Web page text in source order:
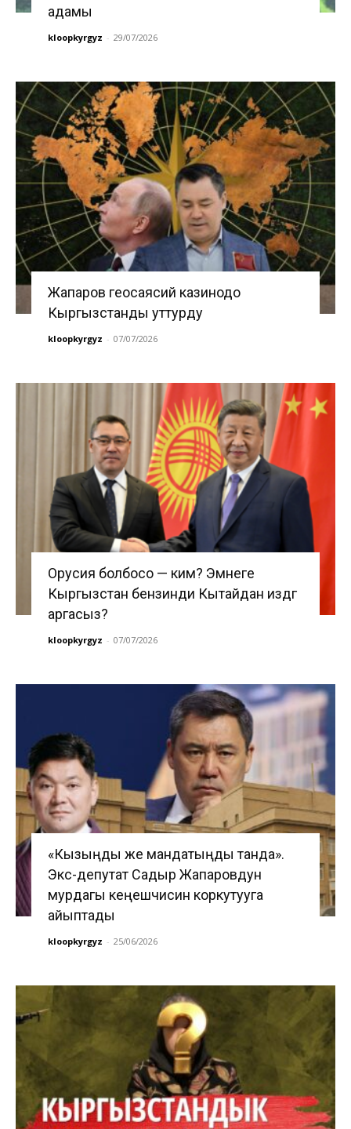
адамы
kloopkyrgyz - 29/07/2026
Жапаров геосаясий казинодо
Кыргызстанды уттурду
kloopkyrgyz - 07/07/2026
Орусия болбосо — ким? Эмнеге
Кыргызстан бензинди Кытайдан издөөгө
аргасыз?
kloopkyrgyz - 07/07/2026
«Кызыңды же мандатыңды танда».
Экс-депутат Садыр Жапаровдун
мурдагы кеңешчисин коркутууга
айыптады
kloopkyrgyz - 25/06/2026